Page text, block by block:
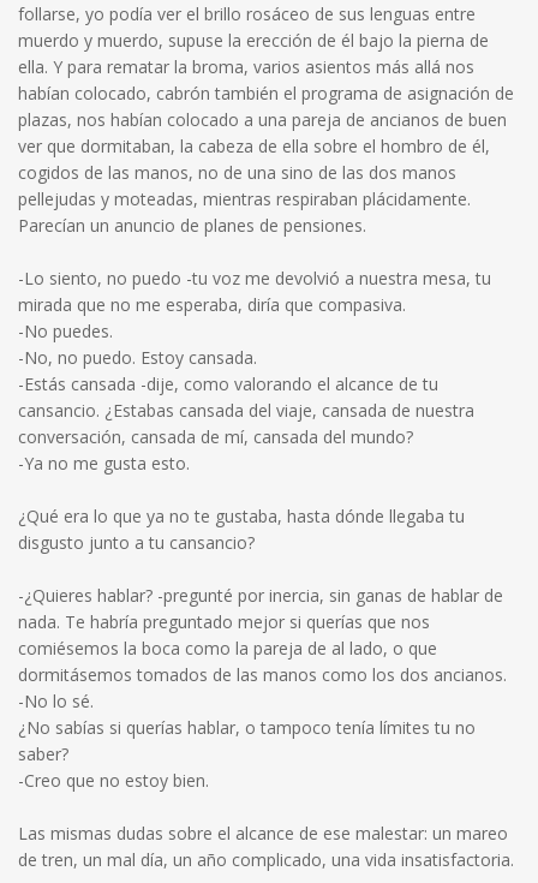
follarse, yo podía ver el brillo rosáceo de sus lenguas entre
muerdo y muerdo, supuse la erección de él bajo la pierna de
ella. Y para rematar la broma, varios asientos más allá nos
habían colocado, cabrón también el programa de asignación de
plazas, nos habían colocado a una pareja de ancianos de buen
ver que dormitaban, la cabeza de ella sobre el hombro de él,
cogidos de las manos, no de una sino de las dos manos
pellejudas y moteadas, mientras respiraban plácidamente.
Parecían un anuncio de planes de pensiones.
-Lo siento, no puedo -tu voz me devolvió a nuestra mesa, tu
mirada que no me esperaba, diría que compasiva.
-No puedes.
-No, no puedo. Estoy cansada.
-Estás cansada -dije, como valorando el alcance de tu
cansancio. ¿Estabas cansada del viaje, cansada de nuestra
conversación, cansada de mí, cansada del mundo?
-Ya no me gusta esto.
¿Qué era lo que ya no te gustaba, hasta dónde llegaba tu
disgusto junto a tu cansancio?
-¿Quieres hablar? -pregunté por inercia, sin ganas de hablar de
nada. Te habría preguntado mejor si querías que nos
comiésemos la boca como la pareja de al lado, o que
dormitásemos tomados de las manos como los dos ancianos.
-No lo sé.
¿No sabías si querías hablar, o tampoco tenía límites tu no
saber?
-Creo que no estoy bien.
Las mismas dudas sobre el alcance de ese malestar: un mareo
de tren, un mal día, un año complicado, una vida insatisfactoria.